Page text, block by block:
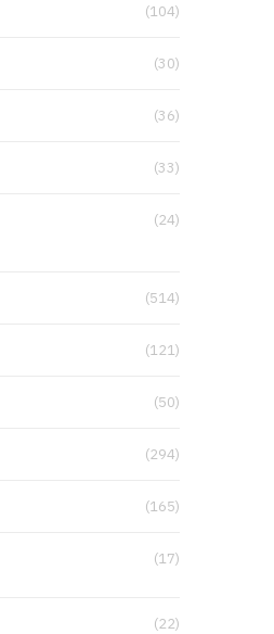
(104)
(30)
(36)
(33)
(24)
(514)
(121)
(50)
(294)
(165)
(17)
(22)